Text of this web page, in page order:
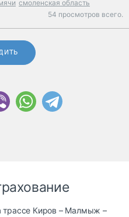
смоленская область
54 просмотров всего.
Киров – Малмыж –